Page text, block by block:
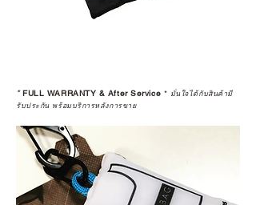
*FULL WARRANTY & After Service * มั่นใจได้กับสินค้ามี
รับประกัน พร้อมบริการหลังการขาย